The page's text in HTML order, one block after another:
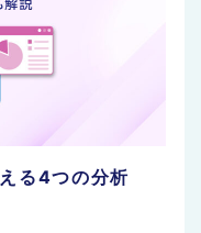
る4つの分析